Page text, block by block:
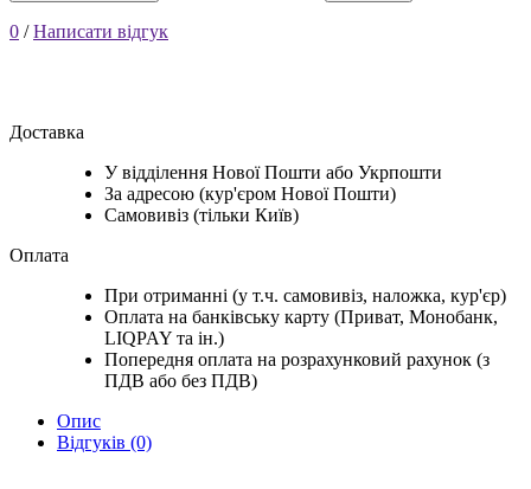
0 /Написати відгук
Доставка
У відділення Нової Пошти або Укрпошти
За адресою (кур'єром Нової Пошти)
Самовивіз (тільки Київ)
Оплата
При отриманні (у т.ч. самовивіз, наложка, кур'єр)
Оплата на банківську карту (Приват, Монобанк,
LIQPAY та ін.)
Попередня оплата на розрахунковий рахунок (з
ПДВ або без ПДВ)
Опис
Відгуків (0)